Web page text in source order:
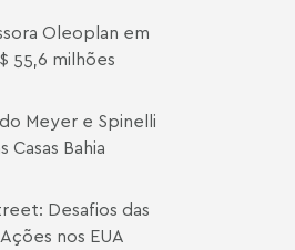
Oleoplan em
55,6 milhões
Meyer e Spinelli
Casas Bahia
Desafios das
nos EUA